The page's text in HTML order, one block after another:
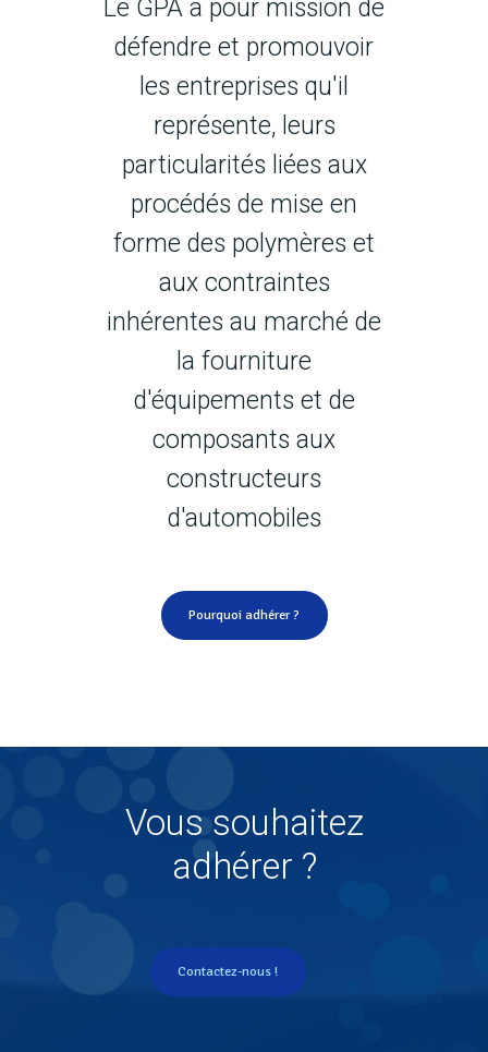
Le GPA a pour mission de
défendre et promouvoir
les entreprises qu'il
représente, leurs
particularités liées aux
procédés de mise en
forme des polymères et
aux contraintes
inhérentes au marché de
la fourniture
d'équipements et de
composants aux
constructeurs
d'automobiles
Pourquoi adhérer ?
Vous souhaitez
adhérer ?
Contactez-nous !